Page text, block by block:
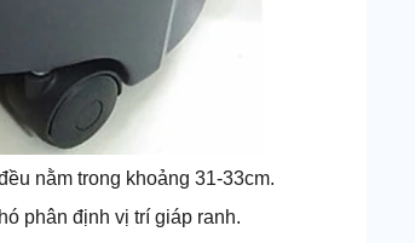
nằm trong khoảng 31-33cm.
phân định vị trí giáp ranh.